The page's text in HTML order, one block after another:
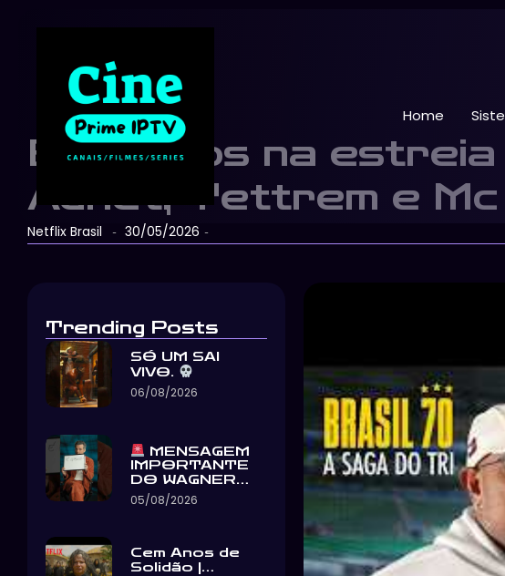
Home
Entramos na
Adnet, Tettrem e Mc
Netflix Brasil - 30/05/2026 -
Trending Posts
SÓ UM SAI
VIVO.
06/08/2026
MENSAGEM
IMPORTANTE
DO WAGNER…
05/08/2026
Cem Anos de
Solidão |…